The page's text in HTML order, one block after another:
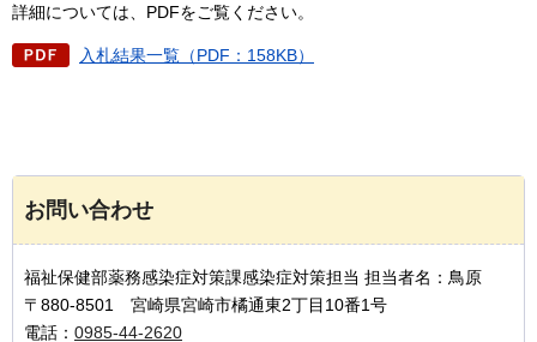
詳細については、PDFをご覧ください。
入札結果一覧（PDF：158KB）
お問い合わせ
福祉保健部薬務感染症対策課感染症対策担当 担当者名：鳥原
〒880-8501 宮崎県宮崎市橘通東2丁目10番1号
電話： 0985-44-2620